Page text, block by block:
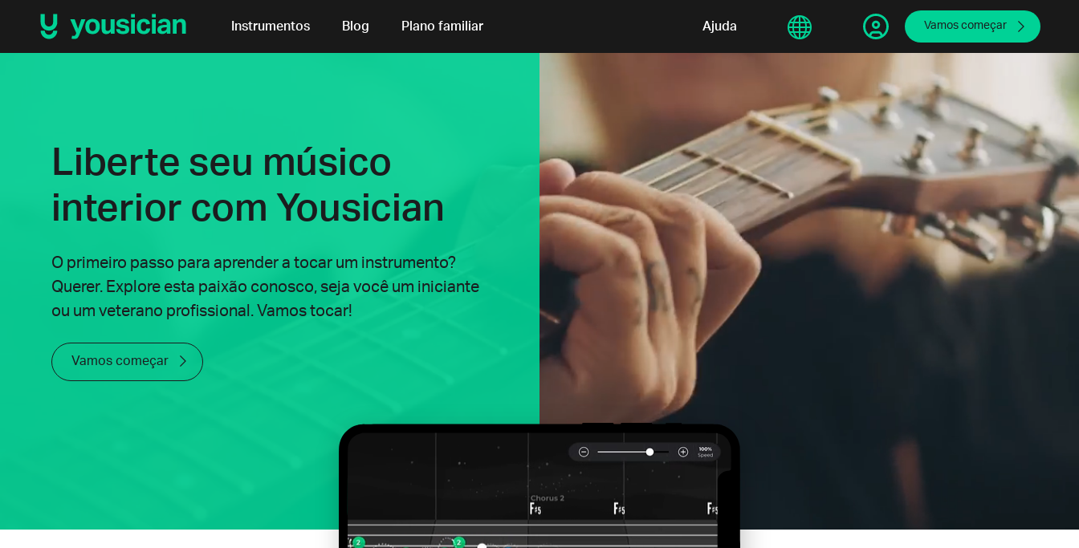
Instrumentos Blog Plano familiar Ajuda sphere
繁體中文 Vamos começar
Liberte seu músico
interior com Yousician
O primeiro passo para aprender a tocar um instrumento?
Querer. Explore esta paixão conosco, seja você um iniciante
ou um veterano profissional. Vamos tocar!
Vamos começar